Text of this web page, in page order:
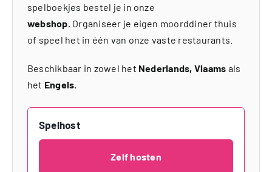
spelboekjes bestel je in onze
webshop. Organiseer je eigen moorddiner thuis
of speel het in één van onze vaste restaurants.
Beschikbaar in zowel het Nederlands, Vlaams als
het Engels.
Spelhost
Zelf hosten